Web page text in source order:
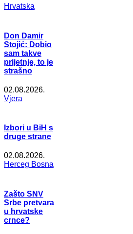
Hrvatska
Don Damir
Stojić: Dobio
sam takve
prijetnje, to je
strašno
02.08.2026.
Vjera
Izbori u BiH s
druge strane
02.08.2026.
Herceg Bosna
Zašto SNV
Srbe pretvara
u hrvatske
crnce?